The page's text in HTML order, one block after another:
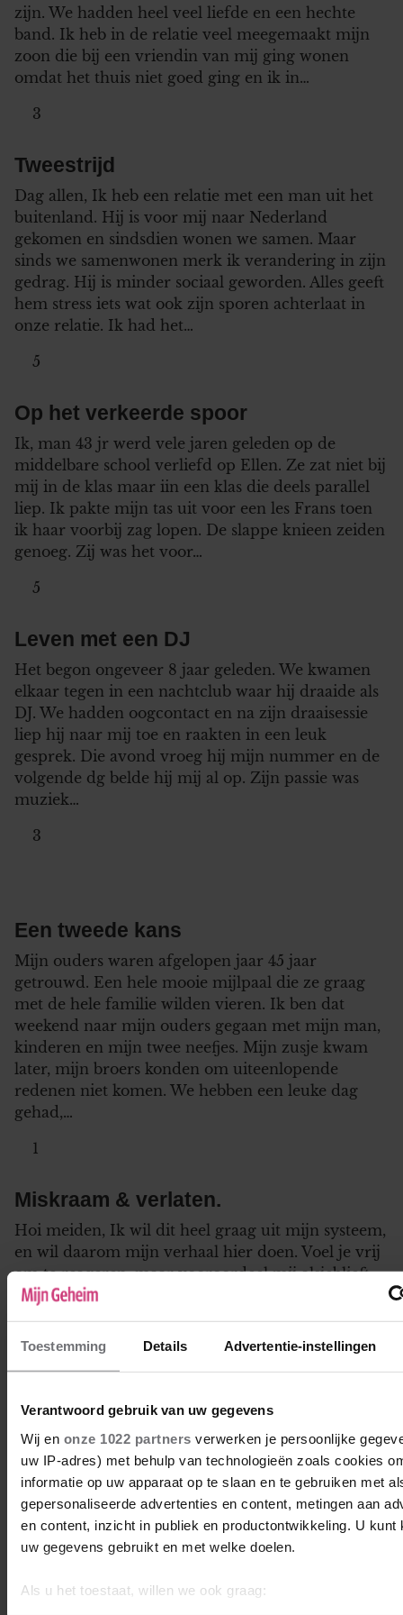
Toestemming Details Advertentie-instellingen
Verantwoord gebruik van uw gegevens
Wij en onze 1022 partners verwerken je persoonlijke
uw IP-adres) met behulp van technologieën zoals cookies
informatie op uw apparaat op te slaan en te gebruiken met
gepersonaliseerde advertenties en content, metingen aan
en content, inzicht in publiek en productontwikkeling. U kunt
uw gegevens gebruikt en met welke doelen.
Als u het toestaat, willen we ook graag:
zijn. We hadden heel veel liefde en een hechte
band. Ik heb in de relatie veel meegemaakt mijn
zoon die bij een vriendin van mij ging wonen
omdat het thuis niet goed ging en ik in…
3
Tweestrijd
Dag allen, Ik heb een relatie met een man uit het
buitenland. Hij is voor mij naar Nederland
gekomen en sindsdien wonen we samen. Maar
sinds we samenwonen merk ik verandering in zijn
gedrag. Hij is minder sociaal geworden. Alles geeft
hem stress iets wat ook zijn sporen achterlaat in
onze relatie. Ik had het…
5
Op het verkeerde spoor
Ik, man 43 jr werd vele jaren geleden op de
middelbare school verliefd op Ellen. Ze zat niet bij
mij in de klas maar iin een klas die deels parallel
liep. Ik pakte mijn tas uit voor een les Frans toen
ik haar voorbij zag lopen. De slappe knieen zeiden
genoeg. Zij was het voor…
5
Leven met een DJ
Het begon ongeveer 8 jaar geleden. We kwamen
elkaar tegen in een nachtclub waar hij draaide als
DJ. We hadden oogcontact en na zijn draaisessie
liep hij naar mij toe en raakten in een leuk
gesprek. Die avond vroeg hij mijn nummer en de
volgende dg belde hij mij al op. Zijn passie was
muziek…
3
Een tweede kans
Mijn ouders waren afgelopen jaar 45 jaar
getrouwd. Een hele mooie mijlpaal die ze graag
met de hele familie wilden vieren. Ik ben dat
weekend naar mijn ouders gegaan met mijn man,
kinderen en mijn twee neefjes. Mijn zusje kwam
later, mijn broers konden om uiteenlopende
redenen niet komen. We hebben een leuke dag
gehad,…
1
Miskraam & verlaten.
Hoi meiden, Ik wil dit heel graag uit mijn systeem,
en wil daarom mijn verhaal hier doen. Voel je vrij
om te reageren, maar vooroordeel mij alsjeblieft
niet.. 8 maanden geleden leerde ik een man
handen op 1 buik. Spendeerden onze tijd via
mijn leven
ik ben nu 58 jaar.en ik ben een vrouw.mijn hele
leven voelt voor mij als een rot leven .ik ben 2keer
getrouwd geweest.en een keer 1vriend gehad.ik
heb 3 kinderen 2jongens en 1meisje zij zijn nu
man de tweede met mijn toenmalige vriend.en de